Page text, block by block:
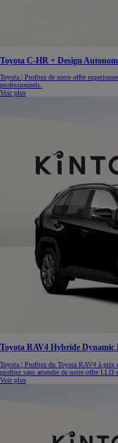
Toyota C-HR + Design
Toyota | Profitez de notre offre
professionnels.
Voir plus
Toyota RAV4 Hybride Dynamic
Toyota | Profitez du Toyota RAV4 à prix
profitez sans attendre de notre offre LLD
Voir plus